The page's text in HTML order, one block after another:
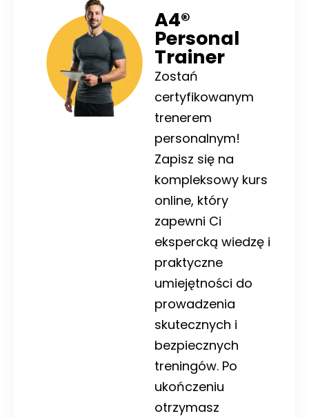
A4®
Personal
Trainer
Zostań
certyfikowanym
trenerem
personalnym!
Zapisz się na
kompleksowy kurs
online, który
zapewni Ci
ekspercką wiedzę i
praktyczne
umiejętności do
prowadzenia
skutecznych i
bezpiecznych
treningów. Po
ukończeniu
otrzymasz